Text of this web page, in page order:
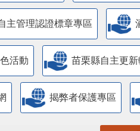
主管理認證標章專區
活動 苗栗縣自主更
揭弊者保護專區